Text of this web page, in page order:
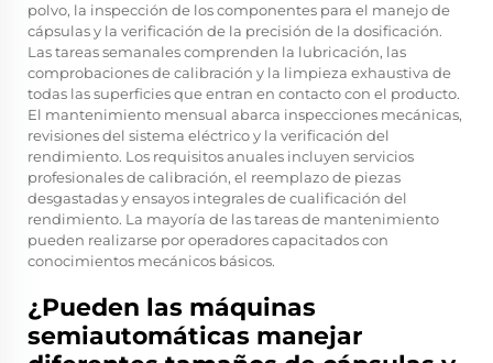
polvo, la inspección de los componentes para el manejo de
cápsulas y la verificación de la precisión de la dosificación.
Las tareas semanales comprenden la lubricación, las
comprobaciones de calibración y la limpieza exhaustiva de
todas las superficies que entran en contacto con el producto.
El mantenimiento mensual abarca inspecciones mecánicas,
revisiones del sistema eléctrico y la verificación del
rendimiento. Los requisitos anuales incluyen servicios
profesionales de calibración, el reemplazo de piezas
desgastadas y ensayos integrales de cualificación del
rendimiento. La mayoría de las tareas de mantenimiento
pueden realizarse por operadores capacitados con
conocimientos mecánicos básicos.
¿Pueden las máquinas
semiautomáticas manejar